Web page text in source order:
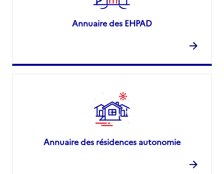
Annuaire des EHPAD
Annuaire des résidences autonomie